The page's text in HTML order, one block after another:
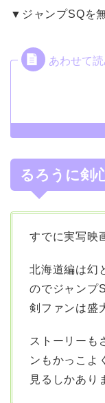
▼ジャンプSQを
るろうに剣
すでに実写映
北海道編は幻
のでジャンプ
剣ファンは盛
ストーリーも
ンもかっこよ
見るしかあり